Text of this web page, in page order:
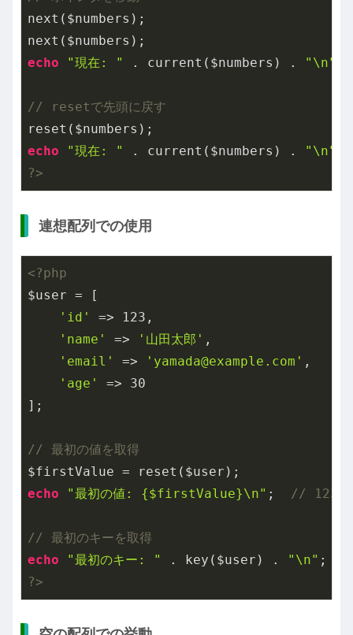
next($numbers);
echo
"現在: " . current($numbers) . "\n"
// resetで先頭に戻す
echo
"現在: " . current($numbers) . "\n"
?>
連想配列での使用
<?php
$user = [
'id'
=> 123 ,
'name'
=> '山田太郎' ,
'email'
=> 'yamada@example.com' ,
'age'
=> 30
];
// 最初の値を取得
echo
"最初の値: {$firstValue}\n" ; // 123
// 最初のキーを取得
echo
"最初のキー: " . key($user) . "\n" ;
?>